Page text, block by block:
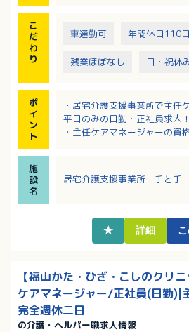
こ
だ
わ
り
車通勤可 年間休日110
残業ほぼなし 日・祝休
ポ
イ
ン
ト
・居宅介護支援事業所で主任
平日のみの日勤・正社員求人！
・主任ケアマネージャーの資
・土日祝の休みの他、年末年
施
設
名
居宅介護支援事業所 手と手
★ 詳細
【福山かた・ひざ・こしのクリ
ケアマネージャー/正社員(日勤)|
完全週休二日
の介護・ヘルパー職求人情報